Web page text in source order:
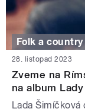
Folk a country
28. listopad 2023
Zveme na
na album
Lada